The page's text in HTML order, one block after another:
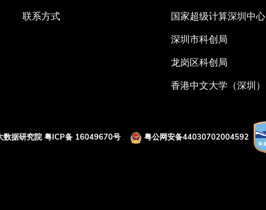
联系方式
国家超级计算深圳中心
深圳市科创局
龙岗区科创局
香港中文大学（深圳）
数据研究院 粤ICP备 16049670号 粤公网安备44030702004592